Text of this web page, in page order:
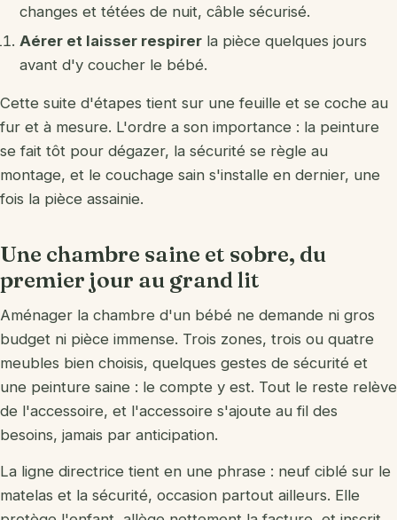
changes et tétées de nuit, câble sécurisé.
Aérer et laisser respirer la pièce quelques jours
avant d'y coucher le bébé.
Cette suite d'étapes tient sur une feuille et se coche au
fur et à mesure. L'ordre a son importance : la peinture
se fait tôt pour dégazer, la sécurité se règle au
montage, et le couchage sain s'installe en dernier, une
fois la pièce assainie.
Une chambre saine et sobre, du
premier jour au grand lit
Aménager la chambre d'un bébé ne demande ni gros
budget ni pièce immense. Trois zones, trois ou quatre
meubles bien choisis, quelques gestes de sécurité et
une peinture saine : le compte y est. Tout le reste relève
de l'accessoire, et l'accessoire s'ajoute au fil des
besoins, jamais par anticipation.
La ligne directrice tient en une phrase : neuf ciblé sur le
matelas et la sécurité, occasion partout ailleurs. Elle